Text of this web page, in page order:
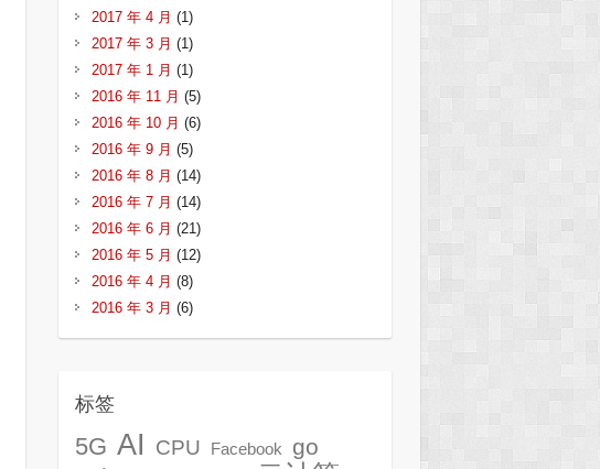
2017 年 4 月 (1)
2017 年 3 月 (1)
2017 年 1 月 (1)
2016 年 11 月 (5)
2016 年 10 月 (6)
2016 年 9 月 (5)
2016 年 8 月 (14)
2016 年 7 月 (14)
2016 年 6 月 (21)
2016 年 5 月 (12)
2016 年 4 月 (8)
2016 年 3 月 (6)
标签
5G AI CPU Facebook
go